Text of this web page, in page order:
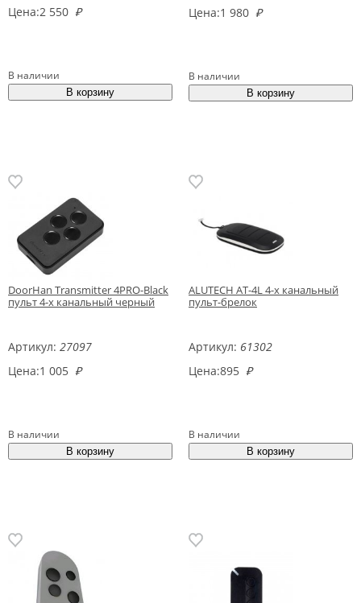
Цена:2 550 ₽
В наличии
Цена:1 980 ₽
В наличии
DoorHan Transmitter 4PRO-Black
пульт 4-х канальный черный
Артикул: 27097
Цена:1 005 ₽
В наличии
ALUTECH AT-4L 4-х канальный
пульт-брелок
Артикул: 61302
Цена:895 ₽
В наличии